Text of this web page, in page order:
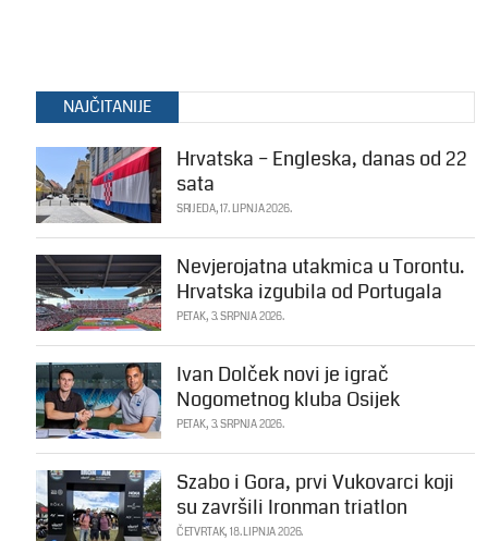
NAJČITANIJE
Hrvatska – Engleska, danas od 22
sata
SRIJEDA, 17. LIPNJA 2026.
Nevjerojatna utakmica u Torontu.
Hrvatska izgubila od Portugala
PETAK, 3. SRPNJA 2026.
Ivan Dolček novi je igrač
Nogometnog kluba Osijek
PETAK, 3. SRPNJA 2026.
Szabo i Gora, prvi Vukovarci koji
su završili Ironman triatlon
ČETVRTAK, 18. LIPNJA 2026.